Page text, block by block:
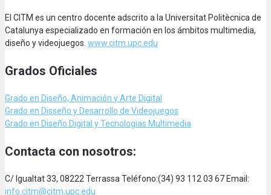
El CITM es un centro docente adscrito a la Universitat Politècnica de
Catalunya especializado en formación en los ámbitos multimedia,
diseño y videojuegos. www.citm.upc.edu
Grados Oficiales
Grado en Diseño, Animación y Arte Digital
Grado en Disseño y Desarrollo de Videojuegos
Grado en Diseño Digital y Tecnologias Multimedia
Contacta con nosotros:
C/ Igualtat 33, 08222 Terrassa Teléfono:(34) 93 112 03 67 Email:
info.citm@citm.upc.edu